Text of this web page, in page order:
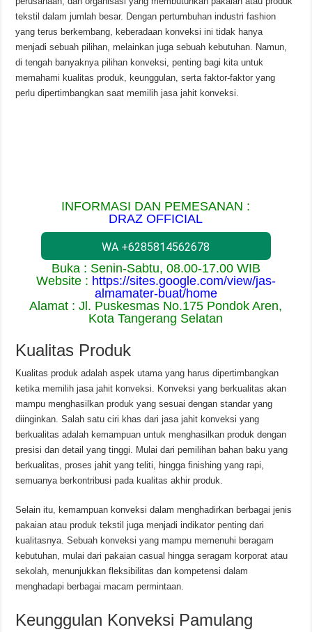
tekstil dalam jumlah besar. Dengan pertumbuhan industri fashion
yang terus berkembang, keberadaan konveksi ini tidak hanya
menjadi sebuah pilihan, melainkan juga sebuah kebutuhan. Namun,
di tengah banyaknya pilihan konveksi, penting bagi kita untuk
memahami kualitas produk, keunggulan, serta faktor-faktor yang
perlu dipertimbangkan saat memilih jasa jahit konveksi.
INFORMASI DAN PEMESANAN :
DRAZ OFFICIAL
WA +6285814562678
Buka : Senin-Sabtu, 08.00-17.00 WIB
Website : https://sites.google.com/view/jas-
almamater-buat/home
Alamat : Jl. Puskesmas No.175 Pondok Aren,
Kota Tangerang Selatan
Kualitas Produk
Kualitas produk adalah aspek utama yang harus dipertimbangkan
ketika memilih jasa jahit konveksi. Konveksi yang berkualitas akan
mampu menghasilkan produk yang sesuai dengan standar yang
diinginkan. Salah satu ciri khas dari jasa jahit konveksi yang
berkualitas adalah kemampuan untuk menghasilkan produk dengan
presisi dan detail yang tinggi. Mulai dari pemilihan bahan baku yang
berkualitas, proses jahit yang teliti, hingga finishing yang rapi,
semuanya berkontribusi pada kualitas akhir produk.
Selain itu, kemampuan konveksi dalam menghadirkan berbagai jenis
pakaian atau produk tekstil juga menjadi indikator penting dari
kualitasnya. Sebuah konveksi yang mampu memenuhi beragam
kebutuhan, mulai dari pakaian casual hingga seragam korporat atau
sekolah, menunjukkan fleksibilitas dan kompetensi dalam
menghadapi berbagai macam permintaan.
Keunggulan Konveksi Pamulang